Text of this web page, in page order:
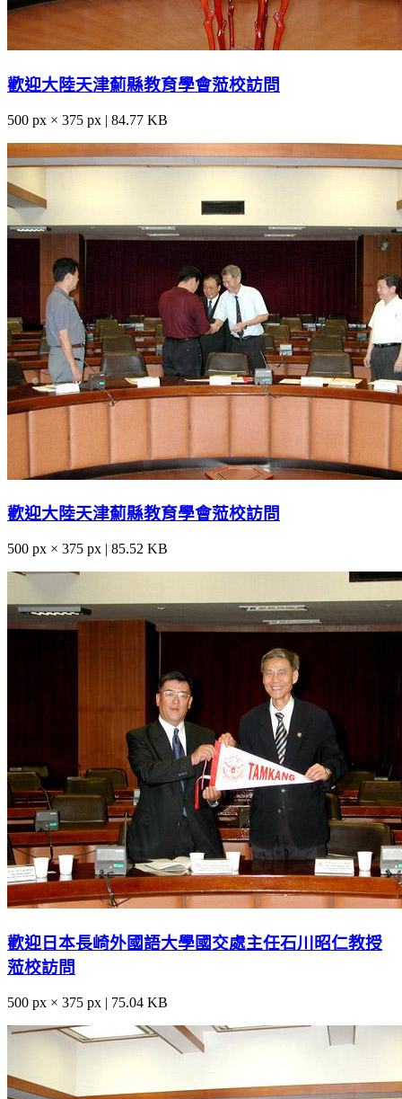
歡迎大陸天津薊縣教育學會蒞校訪問
500 px × 375 px | 84.77 KB
歡迎大陸天津薊縣教育學會蒞校訪問
500 px × 375 px | 85.52 KB
歡迎日本長崎外國語大學國交處主任石川昭仁教授
蒞校訪問
500 px × 375 px | 75.04 KB